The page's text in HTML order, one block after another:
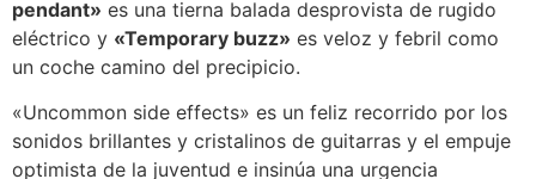
pendant» es una tierna balada desprovista de rugido
eléctrico y «Temporary buzz» es veloz y febril como
un coche camino del precipicio.
«Uncommon side effects» es un feliz recorrido por los
sonidos brillantes y cristalinos de guitarras y el empuje
optimista de la juventud e insinúa una urgencia